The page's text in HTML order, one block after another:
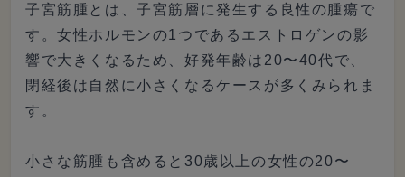
子宮筋腫とは、子宮筋層に発生する良性の腫瘍で
す。女性ホルモンの1つであるエストロゲンの影
響で大きくなるため、好発年齢は20〜40代で、
閉経後は自然に小さくなるケースが多くみられま
す。
小さな筋腫も含めると30歳以上の女性の20〜